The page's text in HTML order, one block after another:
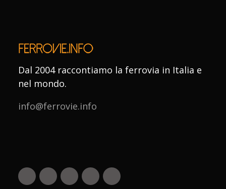
Dal 2004 raccontiamo la ferrovia in Italia e
nel mondo.
info@ferrovie.info